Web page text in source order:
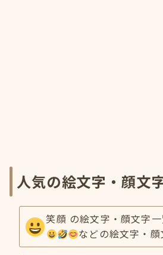
人気の絵文字・顔文
笑顔 の絵文字・顔文字
などの絵文字・